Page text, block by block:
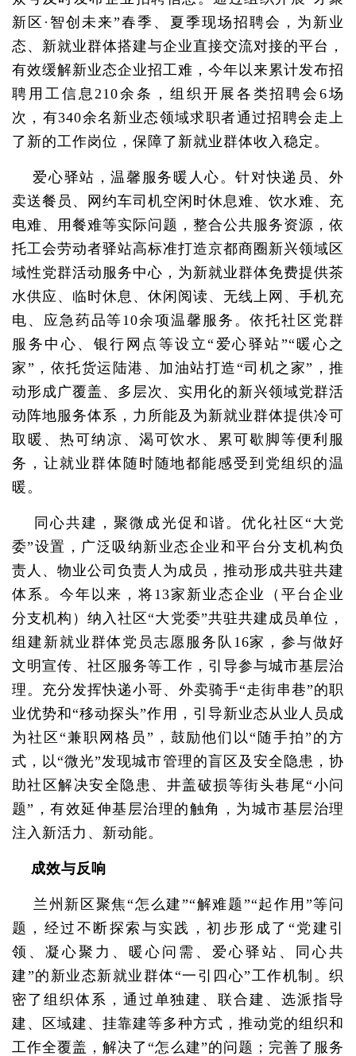
新区·智创未来”春季、夏季现场招聘会，为新业
态、新就业群体搭建与企业直接交流对接的平台，
有效缓解新业态企业招工难，今年以来累计发布招
聘用工信息210余条，组织开展各类招聘会6场
次，有340余名新业态领域求职者通过招聘会走上
了新的工作岗位，保障了新就业群体收入稳定。
爱心驿站，温馨服务暖人心。针对快递员、外
卖送餐员、网约车司机空闲时休息难、饮水难、充
电难、用餐难等实际问题，整合公共服务资源，依
托工会劳动者驿站高标准打造京都商圈新兴领域区
域性党群活动服务中心，为新就业群体免费提供茶
水供应、临时休息、休闲阅读、无线上网、手机充
电、应急药品等10余项温馨服务。依托社区党群
服务中心、银行网点等设立“爱心驿站”“暖心之
家”，依托货运陆港、加油站打造“司机之家”，推
动形成广覆盖、多层次、实用化的新兴领域党群活
动阵地服务体系，力所能及为新就业群体提供冷可
取暖、热可纳凉、渴可饮水、累可歇脚等便利服
务，让就业群体随时随地都能感受到党组织的温
暖。
同心共建，聚微成光促和谐。优化社区“大党
委”设置，广泛吸纳新业态企业和平台分支机构负
责人、物业公司负责人为成员，推动形成共驻共建
体系。今年以来，将13家新业态企业（平台企业
分支机构）纳入社区“大党委”共驻共建成员单位，
组建新就业群体党员志愿服务队16家，参与做好
文明宣传、社区服务等工作，引导参与城市基层治
理。充分发挥快递小哥、外卖骑手“走街串巷”的职
业优势和“移动探头”作用，引导新业态从业人员成
为社区“兼职网格员”，鼓励他们以“随手拍”的方
式，以“微光”发现城市管理的盲区及安全隐患，协
助社区解决安全隐患、井盖破损等街头巷尾“小问
题”，有效延伸基层治理的触角，为城市基层治理
注入新活力、新动能。
成效与反响
兰州新区聚焦“怎么建”“解难题”“起作用”等问
题，经过不断探索与实践，初步形成了“党建引
领、凝心聚力、暖心问需、爱心驿站、同心共
建”的新业态新就业群体“一引四心”工作机制。织
密了组织体系，通过单独建、联合建、选派指导
建、区域建、挂靠建等多种方式，推动党的组织和
工作全覆盖，解决了“怎么建”的问题；完善了服务